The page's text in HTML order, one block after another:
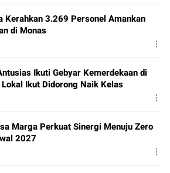
Kerahkan 3.269 Personel Amankan
di Monas
Ikuti Gebyar Kemerdekaan di
Ikut Didorong Naik Kelas
Marga Perkuat Sinergi Menuju Zero
2027